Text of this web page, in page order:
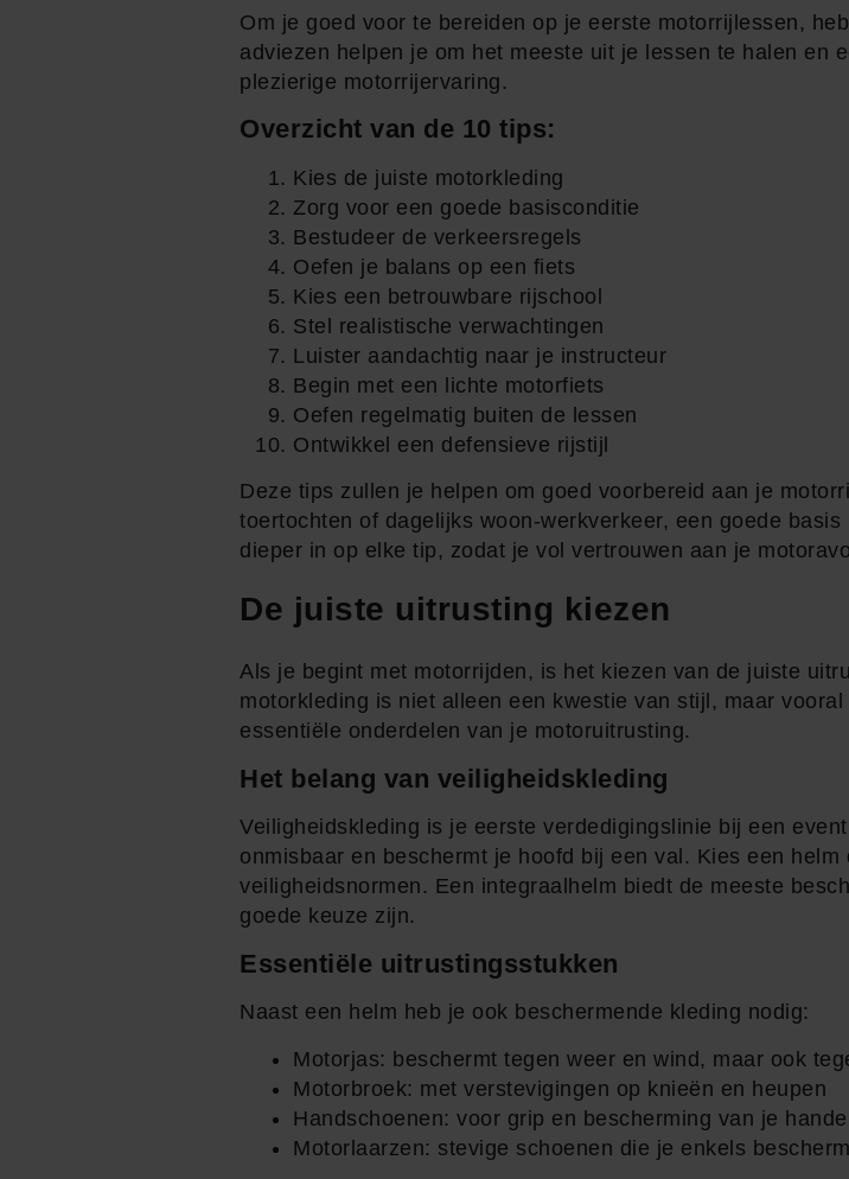
Om je goed voor te bereiden op je eerste motorrijlessen,
adviezen helpen je om het meeste uit je lessen te halen en
plezierige motorrijervaring.
Overzicht van de 10 tips:
Kies de juiste motorkleding
Zorg voor een goede basisconditie
Bestudeer de verkeersregels
Oefen je balans op een fiets
Kies een betrouwbare rijschool
Stel realistische verwachtingen
Luister aandachtig naar je instructeur
Begin met een lichte motorfiets
Oefen regelmatig buiten de lessen
Ontwikkel een defensieve rijstijl
Deze tips zullen je helpen om goed voorbereid aan je
toertochten of dagelijks woon-werkverkeer, een goede
dieper in op elke tip, zodat je vol vertrouwen aan je
De juiste uitrusting kiezen
Als je begint met motorrijden, is het kiezen van de juiste
motorkleding is niet alleen een kwestie van stijl, maar
essentiële onderdelen van je motoruitrusting.
Het belang van veiligheidskleding
Veiligheidskleding is je eerste verdedigingslinie bij een
onmisbaar en beschermt je hoofd bij een val. Kies een
veiligheidsnormen. Een integraalhelm biedt de meeste
goede keuze zijn.
Essentiële uitrustingsstukken
Naast een helm heb je ook beschermende kleding nodig:
Motorjas: beschermt tegen weer en wind, maar ook
Motorbroek: met verstevigingen op knieën en heupen
Handschoenen: voor grip en bescherming van je
Motorlaarzen: stevige schoenen die je enkels